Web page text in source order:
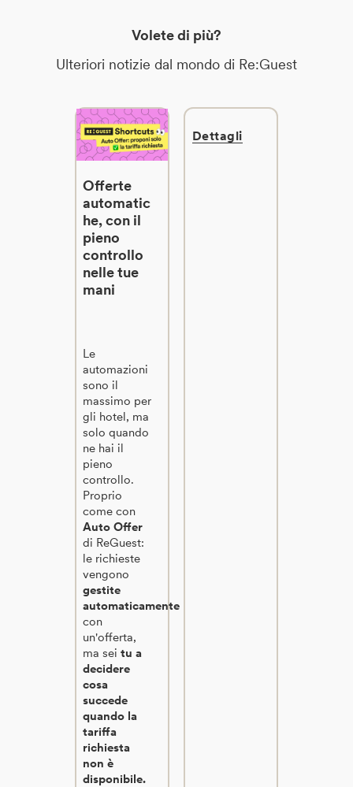
Volete di più?
Ulteriori notizie dal mondo di Re:Guest
Offerte
automatic
he, con il
pieno
controllo
nelle tue
mani
Le
automazioni
sono il
massimo per
gli hotel, ma
solo quando
ne hai il
pieno
controllo.
Proprio
come con
Auto Offer
di ReGuest:
le richieste
vengono
gestite
automaticamente
con
un'offerta,
ma seitu a
decidere
cosa
succede
quando la
tariffa
richiesta
non è
disponibile.
Dettagli